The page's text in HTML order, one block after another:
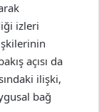
izleri
açısı da
ilişki,
bağ